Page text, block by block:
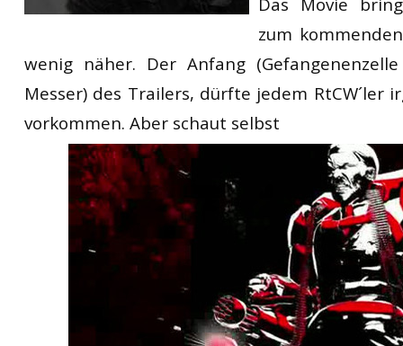
zum
wenig näher. Der Anfang
Messer) des Trailers, dürfte jedem RtCW´ler
vorkommen. Aber schaut selbst